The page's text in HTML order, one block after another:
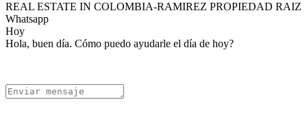
REAL ESTATE IN COLOMBIA-RAMIREZ PROPIEDAD RAIZ
Whatsapp
Hoy
Hola, buen día. Cómo puedo ayudarle el día de hoy?